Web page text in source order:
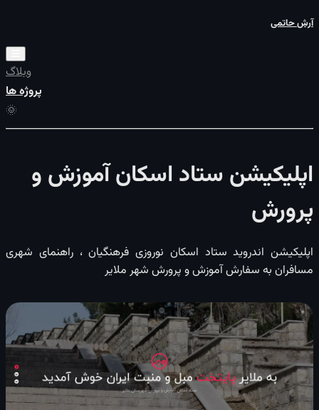
آرش حاتمی
وبلاگ
پروژه ها
اپلیکیشن ستاد اسکان آموزش و
پرورش
اپلیکیشن اندروید ستاد اسکان نوروزی فرهنگیان ، راهنمای شهری
مسافران به سفارش آموزش و پرورش شهر ملایر